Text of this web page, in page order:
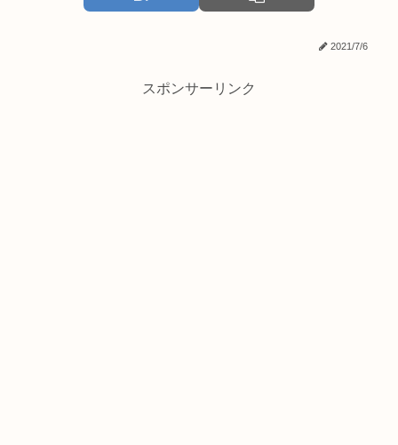
2021/7/6
スポンサーリンク